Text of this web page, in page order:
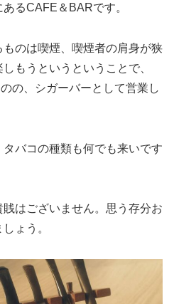
るCAFE＆BARです。
のは喫煙、喫煙者の肩身が狭
もうというということで、
の、シガーバーとして営業し
バコの種類も何でも来いです
はございません。思う存分お
ょう。